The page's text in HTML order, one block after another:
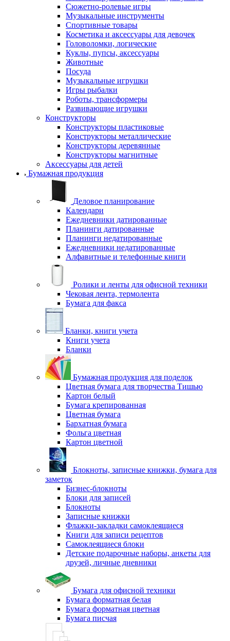
Сюжетно-ролевые игры
Музыкальные инструменты
Спортивные товары
Косметика и аксессуары для девочек
Головоломки, логические
Куклы, пупсы, аксессуары
Животные
Посуда
Музыкальные игрушки
Игры рыбалки
Роботы, трансформеры
Развивающие игрушки
Конструкторы
Конструкторы пластиковые
Конструкторы металлические
Конструкторы деревянные
Конструкторы магнитные
Аксессуары для детей
Бумажная продукция
Деловое планирование
Календари
Ежедневники датированные
Планинги датированные
Планинги недатированные
Ежедневники недатированные
Алфавитные и телефонные книги
Ролики и ленты для офисной техники
Чековая лента, термолента
Бумага для факса
Бланки, книги учета
Книги учета
Бланки
Бумажная продукция для поделок
Цветная бумага для творчества Тишью
Картон белый
Бумага крепированная
Цветная бумага
Бархатная бумага
Фольга цветная
Картон цветной
Блокноты, записные книжки, бумага для
заметок
Бизнес-блокноты
Блоки для записей
Блокноты
Записные книжки
Флажки-закладки самоклеящиеся
Книги для записи рецептов
Самоклеящиеся блоки
Детские подарочные наборы, анкеты для
друзей, личные дневники
Бумага для офисной техники
Бумага форматная белая
Бумага форматная цветная
Бумага писчая